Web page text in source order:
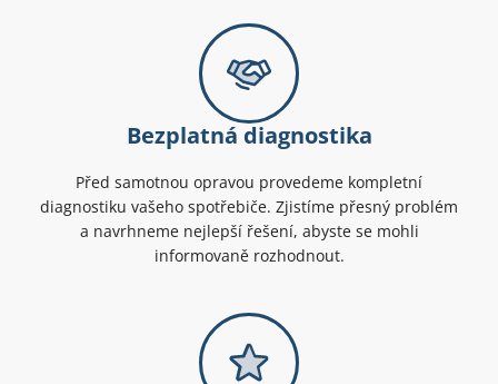
Bezplatná diagnostika
Před samotnou opravou provedeme kompletní
diagnostiku vašeho spotřebiče. Zjistíme přesný problém
a navrhneme nejlepší řešení, abyste se mohli
informovaně rozhodnout.